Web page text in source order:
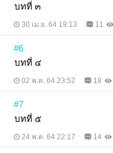
บทที่ ๓
30 เม.ย. 64 19:13 11
#6
บทที่ ๔
02 พ.ค. 64 23:52 18
#7
บทที่ ๕
24 พ.ค. 64 22:17 14